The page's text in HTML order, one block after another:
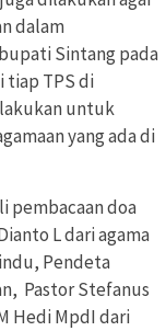
dalam
Sintang pada
tiap TPS di
untuk
yang ada di
pembacaan doa
L dari agama
Pendeta
Pastor Stefanus
Hedi MpdI dari